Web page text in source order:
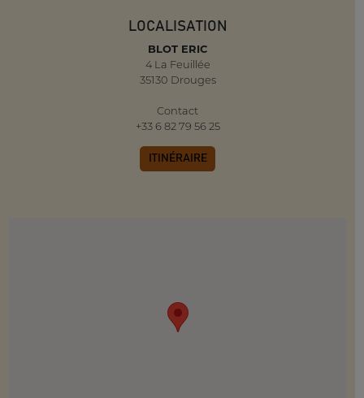
LOCALISATION
BLOT ERIC
4 La Feuillée
35130 Drouges
Contact
+33 6 82 79 56 25
ITINÉRAIRE